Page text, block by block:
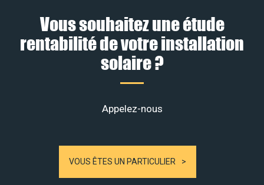
Vous souhaitez une étude
rentabilité de votre installation
solaire ?
Appelez-nous
VOUS ÊTES UN PARTICULIER